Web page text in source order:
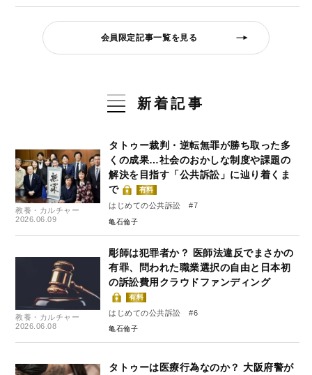
会員限定記事一覧を見る
新着記事
教養・カルチャー
2026.06.09
タトゥー裁判・逆転無罪が勝ち取った多
くの成果…社会のおかしな制度や課題の
解決を目指す「公共訴訟」に辿り着くま
で
有料
はじめての公共訴訟 #7
亀石倫子
教養・カルチャー
2026.06.08
彫師は犯罪者か？ 医師法違反でまさかの
有罪、問われた職業選択の自由と日本初
の訴訟費用クラウドファンディング
有料
はじめての公共訴訟 #6
亀石倫子
タトゥーは医療行為なのか？ 大阪府警が